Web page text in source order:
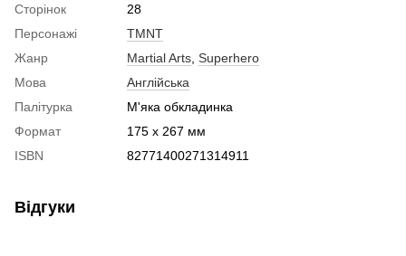
Сторінок
28
Персонажі
TMNT
Жанр
Martial Arts Superhero
Мова
Англійська
Палітурка
М'яка обкладинка
Формат
175 x 267 мм
ISBN
82771400271314911
Відгуки